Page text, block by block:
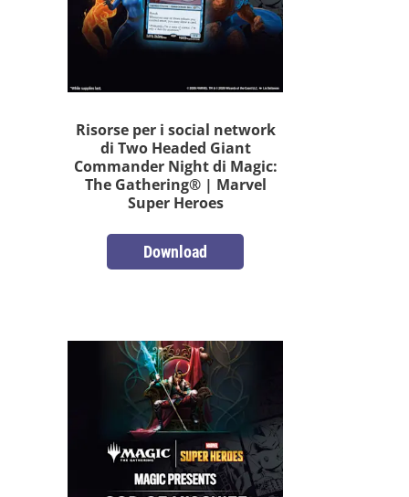
Risorse per i social network
di Two Headed Giant
Commander Night di Magic:
The Gathering® | Marvel
Super Heroes
Download